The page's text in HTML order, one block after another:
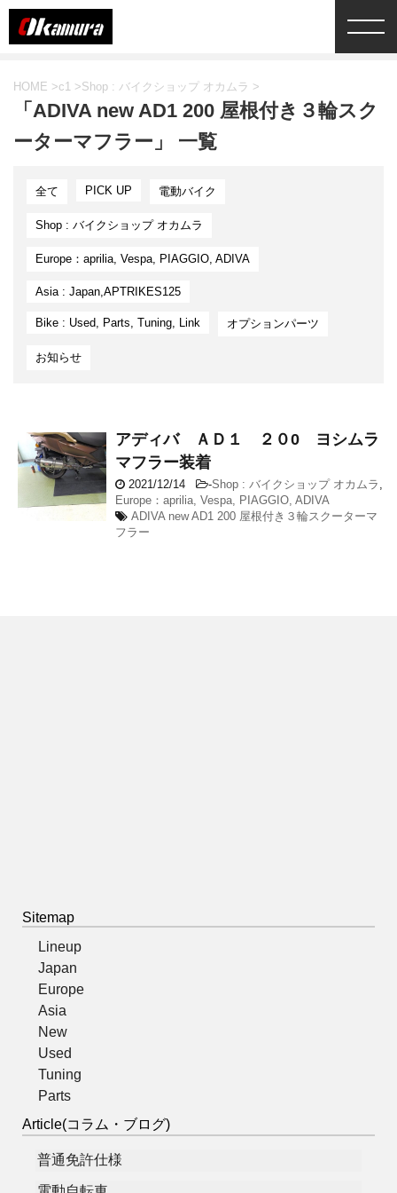
HOME >c1 >Shop : バイクショップ オカムラ >
「ADIVA new AD1 200 屋根付き３輪スク
ーターマフラー」 一覧
全て PICK UP 電動バイク
Shop : バイクショップ オカムラ
Europe：aprilia, Vespa, PIAGGIO, ADIVA
Asia : Japan,APTRIKES125
Bike : Used, Parts, Tuning, Link オプションパーツ
お知らせ
アディバ ＡＤ１ ２０0 ヨシムラ
マフラー装着
2021/12/14 -Shop : バイクショップ オカムラ ,
Europe：aprilia, Vespa, PIAGGIO, ADIVA
ADIVA new AD1 200 屋根付き３輪スクーターマ
フラー
Sitemap
Lineup
Japan
Europe
Asia
New
Used
Tuning
Parts
Article(コラム・ブログ)
普通免許仕様